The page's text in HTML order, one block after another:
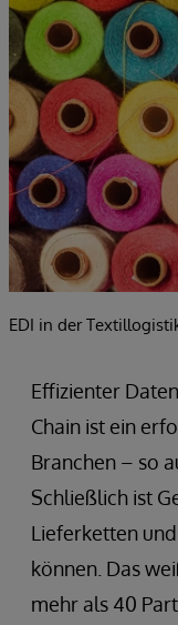
EDI in der
Effizienter
Chain ist ein
Branchen – so
Schließlich ist
Lieferketten
können. Das
mehr als 40